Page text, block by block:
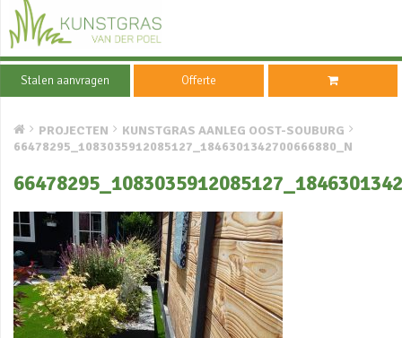
Stalen aanvragen Offerte
PROJECTEN
KUNSTGRAS AANLEG OOST-SOUBURG
66478295_1083035912085127_1846301342700666880_N